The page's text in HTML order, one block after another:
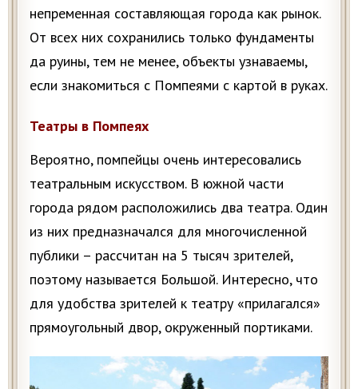
непременная составляющая города как рынок.
От всех них сохранились только фундаменты
да руины, тем не менее, объекты узнаваемы,
если знакомиться с Помпеями с картой в руках.
Театры в Помпеях
Вероятно, помпейцы очень интересовались
театральным искусством. В южной части
города рядом расположились два театра. Один
из них предназначался для многочисленной
публики – рассчитан на 5 тысяч зрителей,
поэтому называется Большой. Интересно, что
для удобства зрителей к театру «прилагался»
прямоугольный двор, окруженный портиками.